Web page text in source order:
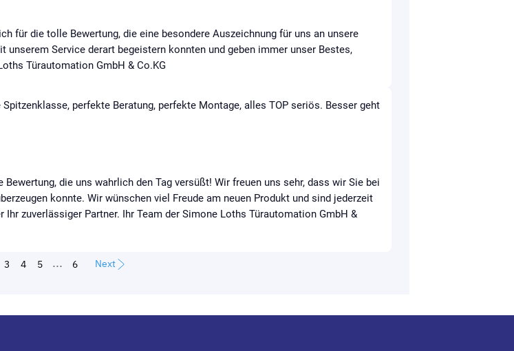
für die tolle Bewertung, die eine besondere Auszeichnung für uns an unsere
Service derart begeistern konnten und geben immer unser Bestes,
Türautomation GmbH & Co.KG
perfekte Beratung, perfekte Montage, alles TOP seriös. Besser geht
die uns wahrlich den Tag versüßt! Wir freuen uns sehr, dass wir Sie bei
konnte. Wir wünschen viel Freude am neuen Produkt und sind jederzeit
zuverlässiger Partner. Ihr Team der Simone Loths Türautomation GmbH &
3 4 5 ... 6 Next